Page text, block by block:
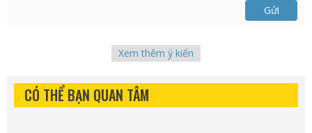
Gửi
Xem thêm ý kiến
CÓ THỂ BẠN QUAN TÂM